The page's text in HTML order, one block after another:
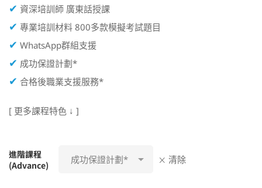
✔ 資深培訓師 廣東話授課
✔ 專業培訓材料 800多款模擬考試題目
✔ WhatsApp群組支援
✔ 成功保證計劃*
✔ 合格後職業支援服務*
[ 更多課程特色 ↓ ]
進階課程
(Advance)
清除